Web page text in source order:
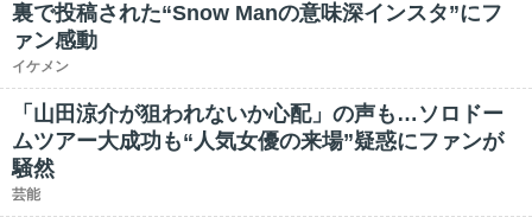
裏で投稿された“Snow Manの意味深インスタ”にフ
ァン感動
イケメン
「山田涼介が狙われないか心配」の声も…ソロドー
ムツアー大成功も“人気女優の来場”疑惑にファンが
騒然
芸能